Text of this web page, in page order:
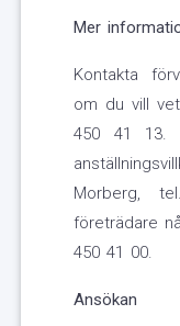
Mer
Kontakta
om du vill
450 41 13.
Morberg,
företrädare
450 41 00.
Ansökan